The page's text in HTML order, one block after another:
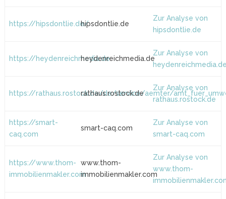
https://hipsdontlie.de/hipsdontlie.de
Zur Analyse von
hipsdontlie.de
https://heydenreichmedia.deheydenreichmedia.de
Zur Analyse von
https://rathaus.rostock.de/de/service/aemter/
rathaus.rostock.de
Zur Analyse von
rathaus.rostock.de
https://smart-
caq.com
smart-caq.com
Zur Analyse von
smart-caq.com
https://www.thom-
immobilienmakler.com
www.thom-
immobilienmakler.com
Zur Analyse von
www.thom-